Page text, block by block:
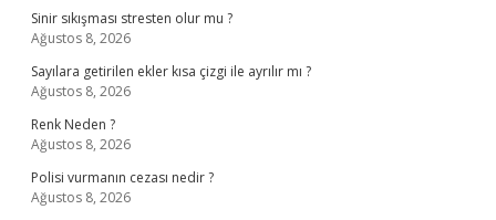
Sinir sıkışması stresten olur mu ?
Ağustos 8, 2026
Sayılara getirilen ekler kısa çizgi ile ayrılır mı ?
Ağustos 8, 2026
Renk Neden ?
Ağustos 8, 2026
Polisi vurmanın cezası nedir ?
Ağustos 8, 2026